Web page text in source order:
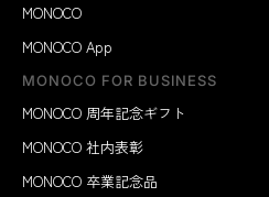
MONOCO
MONOCO App
MONOCO FOR BUSINESS
MONOCO 周年記念ギフト
MONOCO 社内表彰
MONOCO 卒業記念品